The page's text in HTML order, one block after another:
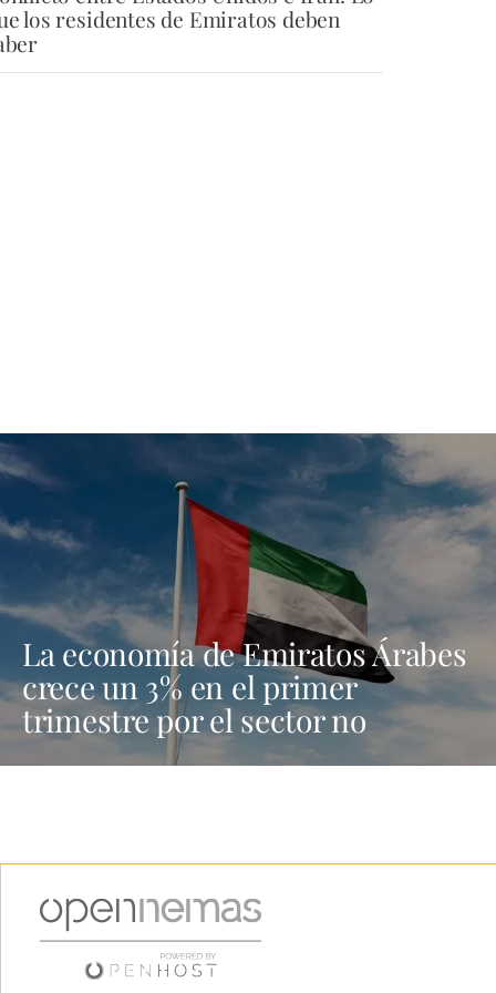
los residentes de Emiratos deben
La economía de Emiratos Árabes
crece un 3% en el primer
trimestre por el sector no
petrolero